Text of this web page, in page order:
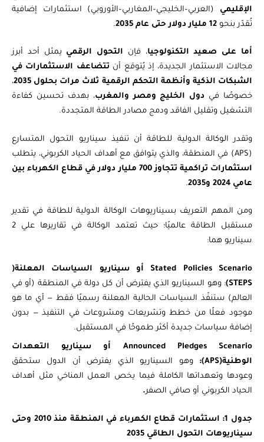
الإقليمي(العربي–الخليجي–المغاربي–الأوروبي) استثمارات إضافية
تُقدّر بنحو12 مليار دولار حتى عام 2035 .
أما على صعيد التكنولوجيا، فإنالتحول الرقمييمثل أحد أبرز
مجالات الاستثمار الجديدة، إذ يُتوقع أنتتضاعف الاستثمارات في
الشبكات الذكية وأنظمة التحكم الرقمية ثلاث مرات بحلول 2035
،
خصوصًا فيدول الخليج ومصر والمغرب، بهدف تحسين كفاءة
التشغيل وتقليل الفاقد ودمج مصادر الطاقة المتجددة.
وتقدر الوكالة الدولية للطاقة أن تنفيذ سيناريو التحول المتسارع
استثمارات تراكمية تتجاوز 700 مليار دولار في قطاع الكهرباء بين
عامي 2024 و2035
.
ومن المهم التعريف بسيناريوهات الوكالة الدولية للطاقة في تقدير
سيناريو هما:
Stated Policies Scenario أو سيناريو السياسات المعلنة(
STEPS) : وهو السيناريو الذي يفترض أن كل دولة في المنطقة (أو في
العالم) ستنفّذ السياسات الحالية المعلنة رسميًا فقط — أي ما هو
موجود فعلًا من خطط وتشريعات ومشروعات في التنفيذ — بدون
إضافة سياسات جديدة أكثر طموحًا في المستقبل.
Announced Pledges Scenario أو
سيناريو التعهدات
الوطنية(APS):
وهو السيناريو الذي يفترض أن الدول ستحقق
وعودها وتعهداتها الكاملة فيما يخص العمل المناخي مثل أهداف
الحياد الكربوني أو صافي الصفر.
جدول 1: استثمارات قطاع الكهرباء في المنطقة منذ 2010 وحتى
سيناريوهات التحول الطاقي 2035